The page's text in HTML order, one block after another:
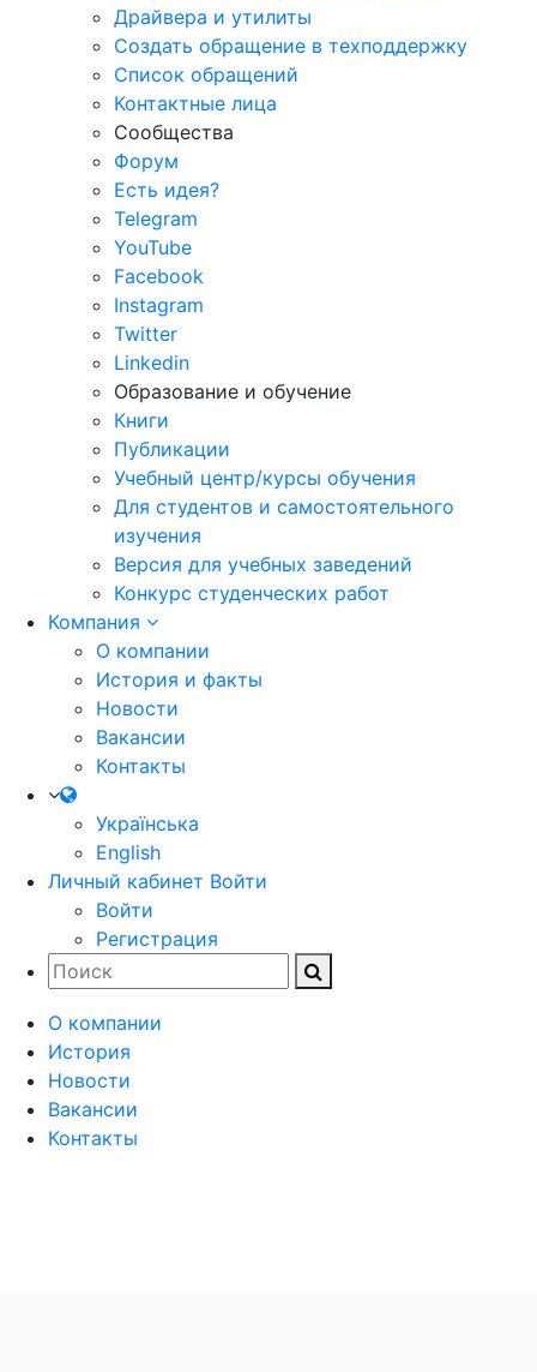
Драйвера и утилиты
Создать обращение в техподдержку
Список обращений
Контактные лица
Сообщества
Форум
Есть идея?
Telegram
YouTube
Facebook
Instagram
Twitter
Linkedin
Образование и обучение
Книги
Публикации
Учебный центр/курсы обучения
Для студентов и самостоятельного
изучения
Версия для учебных заведений
Конкурс студенческих работ
Компания
О компании
История и факты
Новости
Вакансии
Контакты
Українська
English
Личный кабинет Войти
Войти
Регистрация
О компании
История
Новости
Вакансии
Контакты